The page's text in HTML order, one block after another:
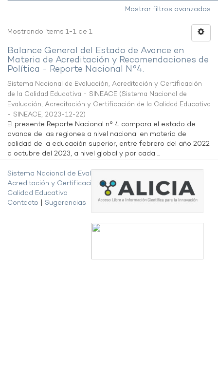
Mostrar filtros avanzados
Mostrando ítems 1-1 de 1
Balance General del Estado de Avance en
Materia de Acreditación y Recomendaciones de
Política - Reporte Nacional N°4.
Sistema Nacional de Evaluación, Acreditación y Certificación
de la Calidad Educativa - SINEACE (Sistema Nacional de
Evaluación, Acreditación y Certificación de la Calidad Educativa
- SINEACE, 2023-12-22)
El presente Reporte Nacional n° 4 compara el estado de
avance de las regiones a nivel nacional en materia de
calidad de la educación superior, entre febrero del año 2022
a octubre del 2023, a nivel global y por cada ...
Sistema Nacional de Evaluación,
Acreditación y Certificación de la
Calidad Educativa
Contacto
Sugerencias